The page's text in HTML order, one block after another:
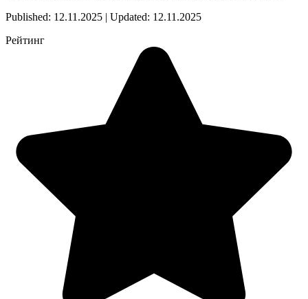
Published: 12.11.2025 | Updated: 12.11.2025
Рейтинг